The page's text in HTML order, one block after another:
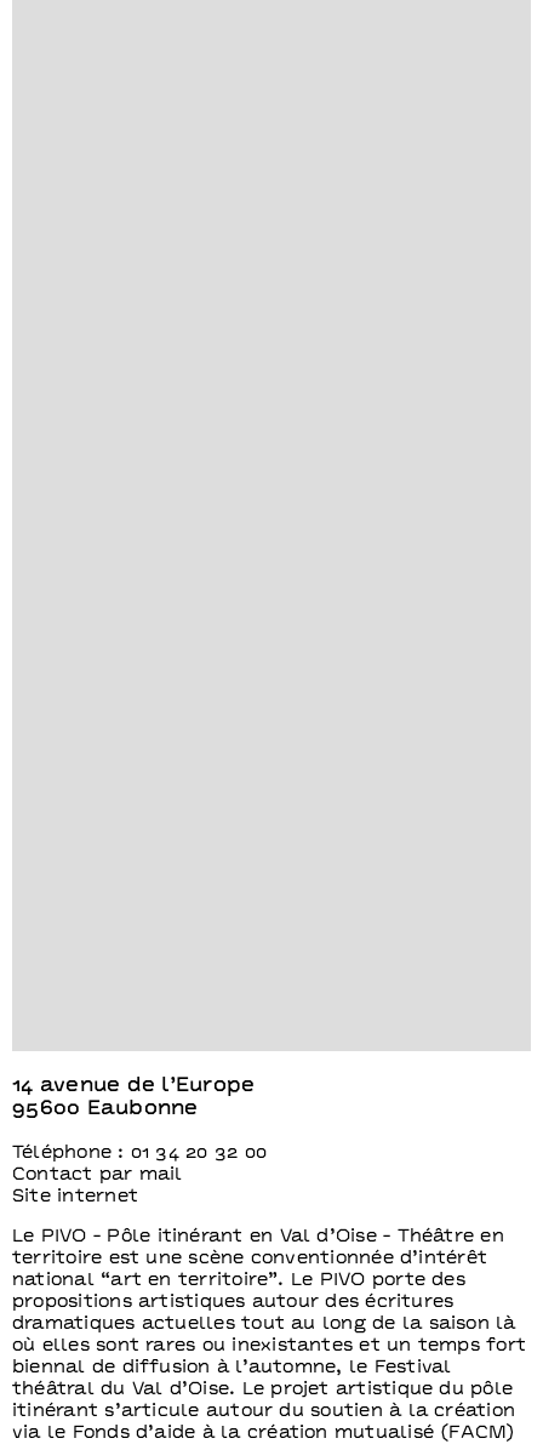
14 avenue de l’Europe
95600 Eaubonne
Téléphone : 01 34 20 32 00
Contact par mail
Site internet
Le PIVO - Pôle itinérant en Val d’Oise - Théâtre en
territoire est une scène conventionnée d’intérêt
national “art en territoire”. Le PIVO porte des
propositions artistiques autour des écritures
dramatiques actuelles tout au long de la saison là
où elles sont rares ou inexistantes et un temps fort
biennal de diffusion à l’automne, le Festival
théâtral du Val d’Oise. Le projet artistique du pôle
itinérant s’articule autour du soutien à la création
via le Fonds d’aide à la création mutualisé (FACM)